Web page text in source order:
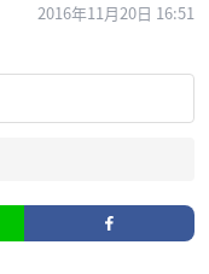
2016年11月20日 16:51